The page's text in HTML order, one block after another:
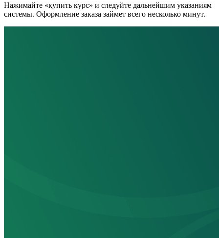
Нажимайте «купить курс» и следуйте дальнейшим указаниям
системы. Оформление заказа займет всего несколько минут.